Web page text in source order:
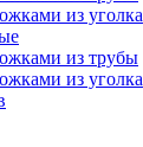
из уголка
из трубы
из уголка